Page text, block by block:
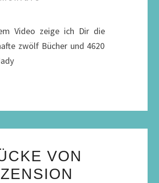
Video zeige ich Dir die
zwölf Bücher und 4620
VON